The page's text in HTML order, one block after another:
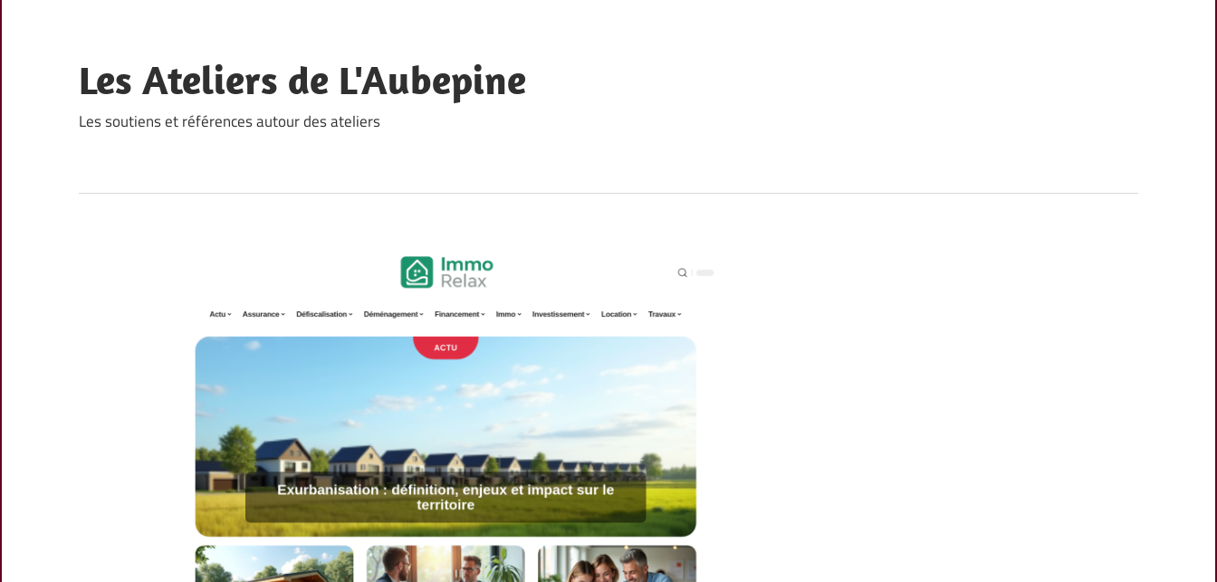
content
Les Ateliers de L'Aubepine
Les soutiens et références autour des ateliers